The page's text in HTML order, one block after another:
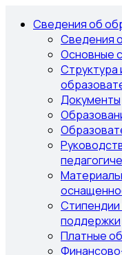
Сведения об
Сведения
Основные
Структура
Документы
Стипендии
поддержки
Платные